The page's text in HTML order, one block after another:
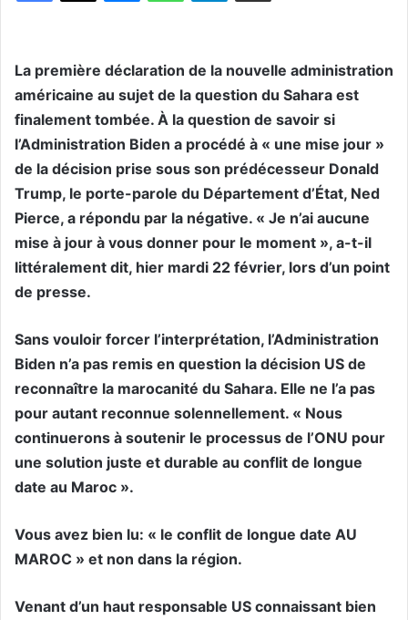
La première déclaration de la nouvelle administration
américaine au sujet de la question du Sahara est
finalement tombée. À la question de savoir si
l’Administration Biden a procédé à « une mise jour »
de la décision prise sous son prédécesseur Donald
Trump, le porte-parole du Département d’État, Ned
Pierce, a répondu par la négative. « Je n’ai aucune
mise à jour à vous donner pour le moment », a-t-il
littéralement dit, hier mardi 22 février, lors d’un point
de presse.
Sans vouloir forcer l’interprétation, l’Administration
Biden n’a pas remis en question la décision US de
reconnaître la marocanité du Sahara. Elle ne l’a pas
pour autant reconnue solennellement. « Nous
continuerons à soutenir le processus de l’ONU pour
une solution juste et durable au conflit de longue
date au Maroc ».
Vous avez bien lu: « le conflit de longue date AU
MAROC » et non dans la région.
Venant d’un haut responsable US connaissant bien